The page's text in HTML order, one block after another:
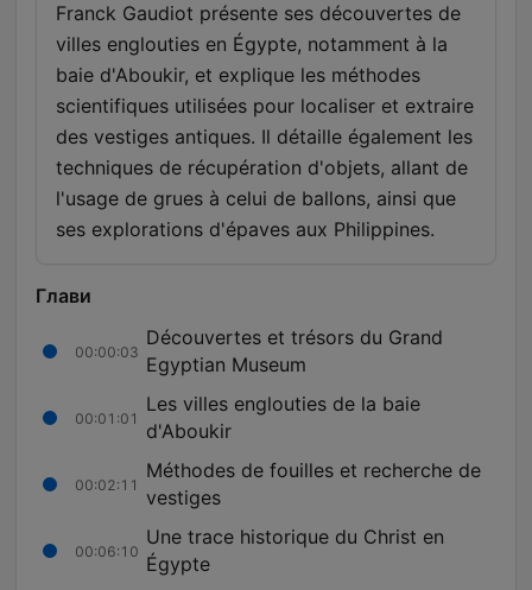
Franck Gaudiot présente ses découvertes de
villes englouties en Égypte, notamment à la
baie d'Aboukir, et explique les méthodes
scientifiques utilisées pour localiser et extraire
des vestiges antiques. Il détaille également les
techniques de récupération d'objets, allant de
l'usage de grues à celui de ballons, ainsi que
ses explorations d'épaves aux Philippines.
Глави
00:00:03
Découvertes et trésors du Grand
Egyptian Museum
00:01:01
Les villes englouties de la baie
d'Aboukir
00:02:11
Méthodes de fouilles et recherche de
vestiges
00:06:10
Une trace historique du Christ en
Égypte